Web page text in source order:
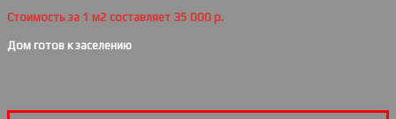
Стоимость за 1 м2 составляет 35 000 р.
Дом готов к заселению